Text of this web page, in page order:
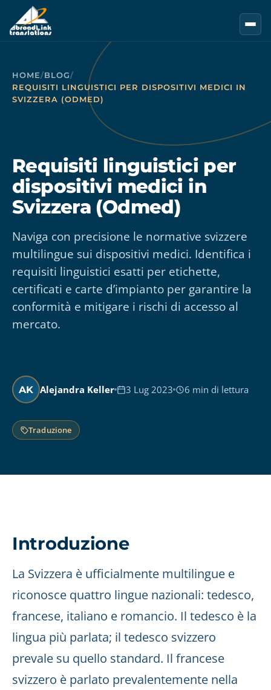
Vai al contenuto principale
HOME/BLOG/
REQUISITI LINGUISTICI PER DISPOSITIVI MEDICI IN
SVIZZERA (ODMED)
Requisiti linguistici per
dispositivi medici in
Svizzera (Odmed)
Naviga con precisione le normative svizzere
multilingue sui dispositivi medici. Identifica i
requisiti linguistici esatti per etichette,
certificati e carte d’impianto per garantire la
conformità e mitigare i rischi di accesso al
mercato.
AK Alejandra Keller 3 Lug 2023 6 min di lettura
Traduzione
Introduzione
La Svizzera è ufficialmente multilingue e
riconosce quattro lingue nazionali: tedesco,
francese, italiano e romancio. Il tedesco è la
lingua più parlata; il tedesco svizzero
prevale su quello standard. Il francese
svizzero è parlato prevalentemente nella